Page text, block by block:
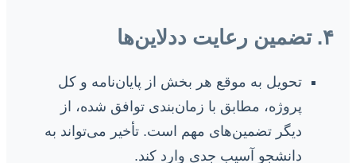
۴. تضمین رعایت ددلاین‌ها
تحویل به موقع هر بخش از پایان‌نامه و کل
پروژه، مطابق با زمان‌بندی توافق شده، از
دیگر تضمین‌های مهم است. تأخیر می‌تواند به
دانشجو آسیب جدی وارد کند.